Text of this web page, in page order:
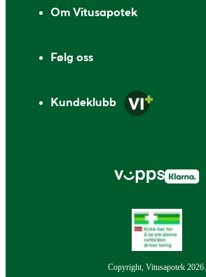
Om Vitusapotek
Følg oss
Kundeklubb
Copyright, Vitusapotek 2026.